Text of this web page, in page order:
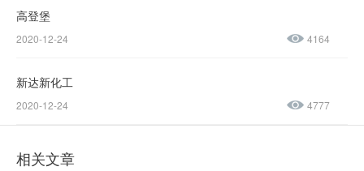
高登堡
2020-12-24 4164
新达新化工
2020-12-24 4777
相关文章